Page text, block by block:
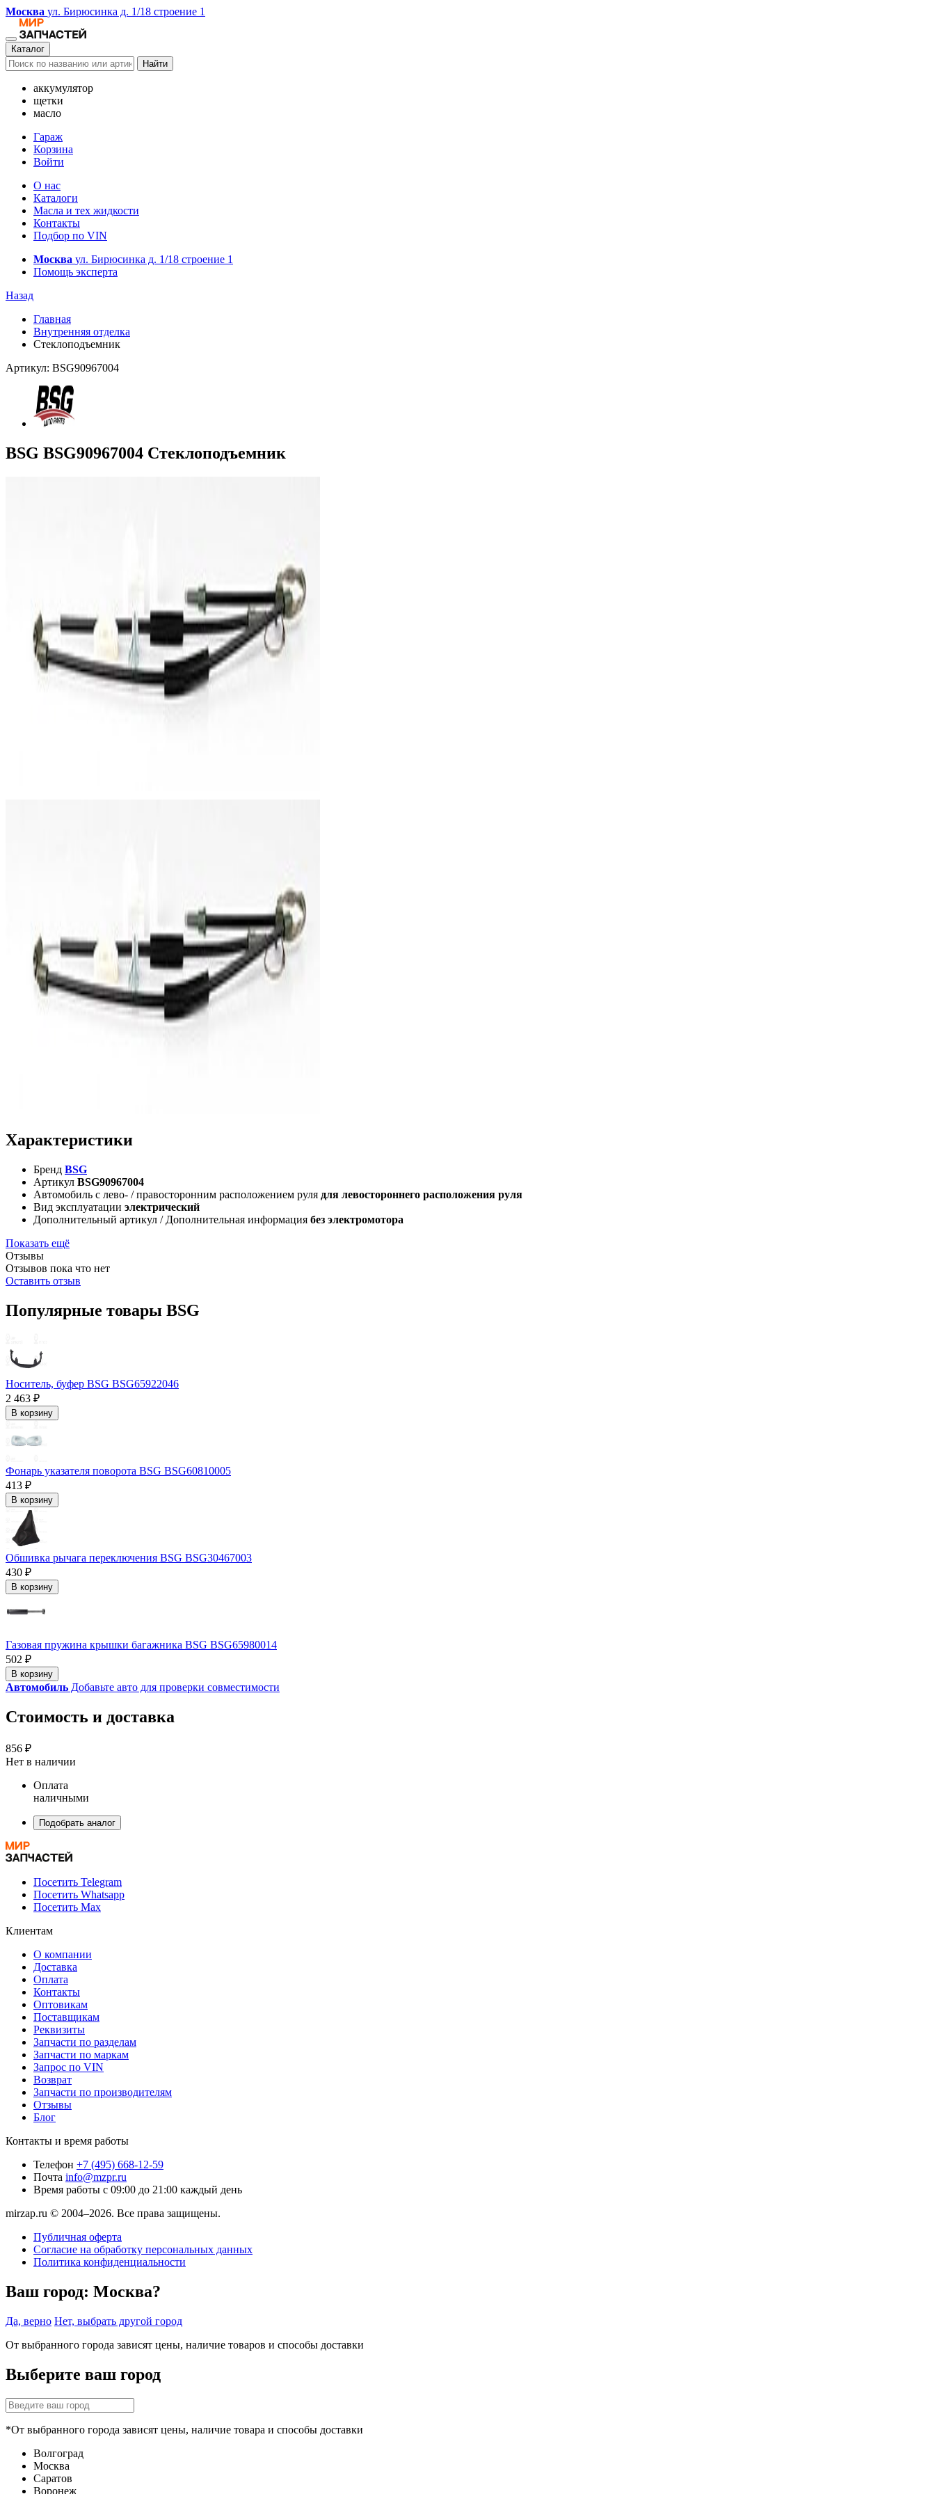
Москва ул. Бирюсинка д. 1/18 строение 1
Каталог
Найти
аккумулятор
щетки
масло
Гараж
Корзина
Войти
О нас
Каталоги
Масла и тех жидкости
Контакты
Подбор по VIN
Москва ул. Бирюсинка д. 1/18 строение 1
Помощь эксперта
Назад
Главная
Внутренняя отделка
Стеклоподъемник
Артикул: BSG90967004
BSG BSG90967004 Стеклоподъемник
Характеристики
Бренд BSG
Артикул BSG90967004
Автомобиль с лево- / правосторонним расположением руля для левостороннего расположения руля
Вид эксплуатации электрический
Дополнительный артикул / Дополнительная информация без электромотора
Показать ещё
Отзывы
Отзывов пока что нет
Оставить отзыв
Популярные товары BSG
Носитель, буфер BSG BSG65922046
2 463 ₽
В корзину
Фонарь указателя поворота BSG BSG60810005
413 ₽
В корзину
Обшивка рычага переключения BSG BSG30467003
430 ₽
В корзину
Газовая пружина крышки багажника BSG BSG65980014
502 ₽
В корзину
Автомобиль Добавьте авто для проверки совместимости
Стоимость и доставка
856 ₽
Нет в наличии
Оплата
наличными
Подобрать аналог
Посетить Telegram
Посетить Whatsapp
Посетить Max
Клиентам
О компании
Доставка
Оплата
Контакты
Оптовикам
Поставщикам
Реквизиты
Запчасти по разделам
Запчасти по маркам
Запрос по VIN
Возврат
Запчасти по производителям
Отзывы
Блог
Контакты и время работы
Телефон +7 (495) 668-12-59
Почта info@mzpr.ru
Время работы с 09:00 до 21:00 каждый день
mirzap.ru © 2004–2026. Все права защищены.
Публичная оферта
Согласие на обработку персональных данных
Политика конфиденциальности
Ваш город: Москва?
Да, верно Нет, выбрать другой город
От выбранного города зависят цены, наличие товаров и способы доставки
Выберите ваш город
*От выбранного города зависят цены, наличие товара и способы доставки
Волгоград
Москва
Саратов
Воронеж